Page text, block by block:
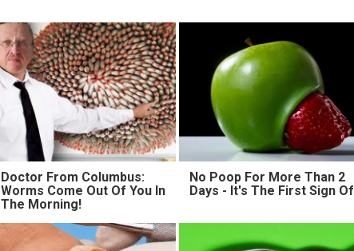
Doctor From Columbus:
Worms Come Out Of You In
The Morning!
No Poop For More Than 2
Days - It's The First Sign Of